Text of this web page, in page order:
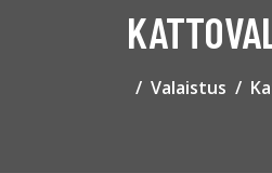
Valaistus